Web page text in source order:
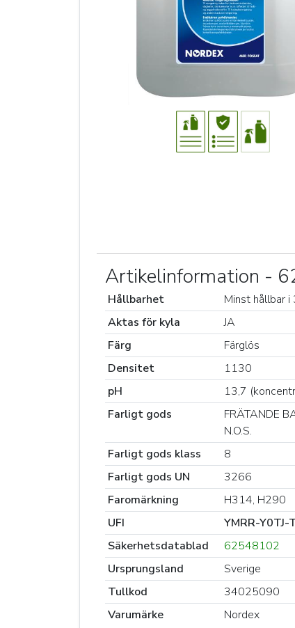
Artikelinformation -
Hållbarhet
Minst hållbar i
Aktas för kyla
JA
Färg
Färglös
Densitet
1130
pH
13,7
Farligt gods
FRÄTANDE
N.O.S.
Farligt gods klass
8
Farligt gods UN
3266
Faromärkning
H314, H290
UFI
YMRR-
Säkerhetsdatablad
62548102
Ursprungsland
Sverige
Tullkod
34025090
Varumärke
Nordex